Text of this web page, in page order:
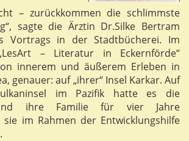
– zurückkommen die schlimmste
sagte die Ärztin Dr.Silke Bertram
Vortrags in der Stadtbücherei. Im
– Literatur in Eckernförde“
innerem und äußerem Erleben in
genauer: auf „ihrer“ Insel Karkar. Auf
im Pazifik hatte es die
ihre Familie für vier Jahre
sie im Rahmen der Entwicklungshilfe